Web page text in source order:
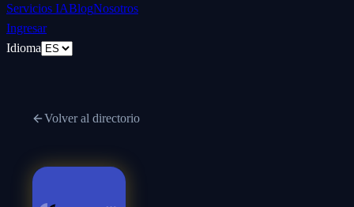
Servicios IABlogNosotros
Ingresar
Idioma
Volver al directorio